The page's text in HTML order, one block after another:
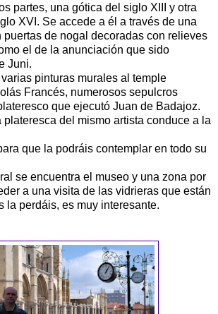
partes, una gótica del siglo XIII y otra
XVI. Se accede a él a través de una
puertas de nogal decoradas con relieves
el de la anunciación que sido
Juni.
pinturas murales al temple
Francés, numerosos sepulcros
que ejecutó Juan de Badajoz.
plateresca del mismo artista conduce a la
que la podráis contemplar en todo su
se encuentra el museo y una zona por
a una visita de las vidrieras que están
la perdáis, es muy interesante.